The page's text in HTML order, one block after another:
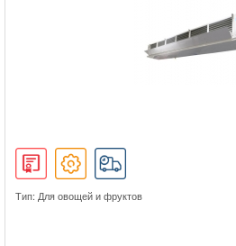
Тип: Для овощей и фруктов